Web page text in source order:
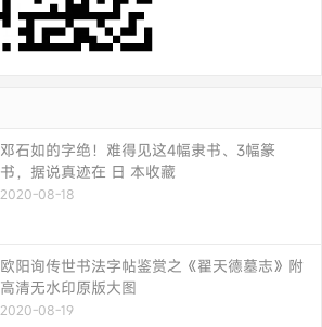
邓石如的字绝！难得见这4幅隶书、3幅篆
书，据说真迹在 日 本收藏
2020-08-18
欧阳询传世书法字帖鉴赏之《翟天德墓志》附
高清无水印原版大图
2020-08-19